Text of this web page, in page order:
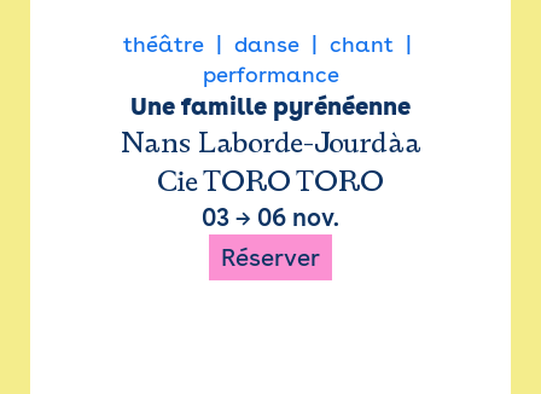
théâtre danse
chant
performance
Une famille pyrénéenne
Nans Laborde-Jourdàa
Cie TORO TORO
03 → 06 nov.
Réserver